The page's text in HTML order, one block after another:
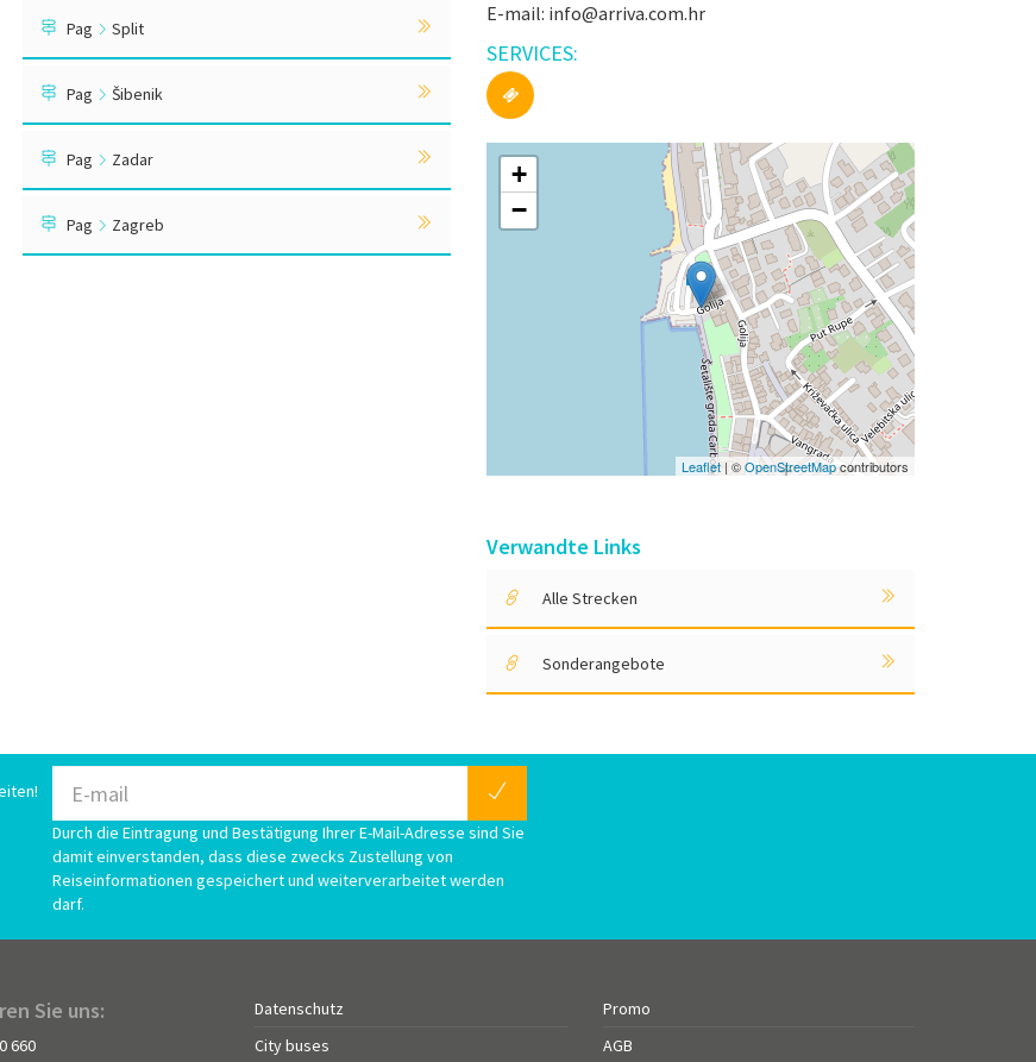
Pag Split
Pag Šibenik
Pag Zadar
Pag Zagreb
E-mail: info@arriva.com.hr
SERVICES:
+
−
Leaflet | ©OpenStreetMapcontributors
Verwandte Links
Alle Strecken
Sonderangebote
Durch die Eintragung und Bestätigung Ihrer E-Mail-Adresse sind Sie
damit einverstanden, dass diese zwecks Zustellung von
Reiseinformationen gespeichert und weiterverarbeitet werden
darf.
Sie uns:
660
Datenschutz
City buses
Promo
AGB